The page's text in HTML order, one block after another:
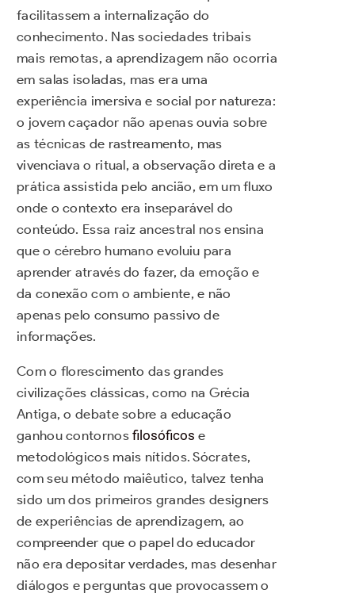
facilitassem a internalização do
conhecimento. Nas sociedades tribais
mais remotas, a aprendizagem não ocorria
em salas isoladas, mas era uma
experiência imersiva e social por natureza:
o jovem caçador não apenas ouvia sobre
as técnicas de rastreamento, mas
vivenciava o ritual, a observação direta e a
prática assistida pelo ancião, em um fluxo
onde o contexto era inseparável do
conteúdo. Essa raiz ancestral nos ensina
que o cérebro humano evoluiu para
aprender através do fazer, da emoção e
da conexão com o ambiente, e não
apenas pelo consumo passivo de
informações.
Com o florescimento das grandes
civilizações clássicas, como na Grécia
Antiga, o debate sobre a educação
ganhou contornosfilosóficos e
metodológicos mais nítidos. Sócrates,
com seu método maiêutico, talvez tenha
sido um dos primeiros grandes designers
de experiências de aprendizagem, ao
compreender que o papel do educador
não era depositar verdades, mas desenhar
diálogos e perguntas que provocassem o